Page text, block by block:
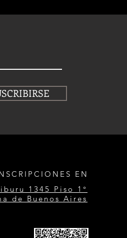
EN
1345 Piso 1°
de Buenos Aires